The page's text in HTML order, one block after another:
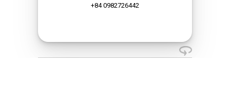
+84 0982726442